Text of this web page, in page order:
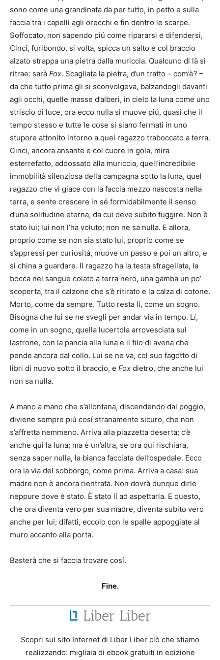
sono come una grandinata da per tutto, in petto e sulla
faccia tra i capelli agli orecchi e fin dentro le scarpe.
Soffocato, non sapendo piú come ripararsi e difendersi,
Cinci, furibondo, si volta, spicca un salto e col braccio
alzato strappa una pietra dalla muriccia. Qualcuno di là si
ritrae: sarà Fox. Scagliata la pietra, d’un tratto – com’è? –
da che tutto prima gli si sconvolgeva, balzandogli davanti
agli occhi, quelle masse d’alberi, in cielo la luna come uno
striscio di luce, ora ecco nulla si muove piú, quasi che il
tempo stesso e tutte le cose si siano fermati in uno
stupore attonito intorno a quel ragazzo traboccato a terra.
Cinci, ancora ansante e col cuore in gola, mira
esterrefatto, addossato alla muriccia, quell’incredibile
immobilità silenziosa della campagna sotto la luna, quel
ragazzo che vi giace con la faccia mezzo nascosta nella
terra, e sente crescere in sé formidabilmente il senso
d’una solitudine eterna, da cui deve subito fuggire. Non è
stato lui; lui non l’ha voluto; non ne sa nulla. E allora,
proprio come se non sia stato lui, proprio come se
s’appressi per curiosità, muove un passo e poi un altro, e
si china a guardare. Il ragazzo ha la testa sfragellata, la
bocca nel sangue colato a terra nero, una gamba un po’
scoperta, tra il calzone che s’è ritirato e la calza di cotone.
Morto, come da sempre. Tutto resta lí, come un sogno.
Bisogna che lui se ne svegli per andar via in tempo. Lí,
come in un sogno, quella lucertola arrovesciata sul
lastrone, con la pancia alla luna e il filo di avena che
pende ancora dal collo. Lui se ne va, col suo fagotto di
libri di nuovo sotto il braccio, e Fox dietro, che anche lui
non sa nulla.
A mano a mano che s’allontana, discendendo dal poggio,
diviene sempre piú cosí stranamente sicuro, che non
s’affretta nemmeno. Arriva alla piazzetta deserta; c’è
anche qui la luna; ma è un’altra, se ora qui rischiara,
senza saper nulla, la bianca facciata dell’ospedale. Ecco
ora la via del sobborgo, come prima. Arriva a casa: sua
madre non è ancora rientrata. Non dovrà dunque dirle
neppure dove è stato. È stato lí ad aspettarla. E questo,
che ora diventa vero per sua madre, diventa subito vero
anche per lui; difatti, eccolo con le spalle appoggiate al
muro accanto alla porta.
Basterà che si faccia trovare cosí.
Fine.
Scopri sul sito Internet di Liber Liber ciò che stiamo
realizzando: migliaia di ebook gratuiti in edizione